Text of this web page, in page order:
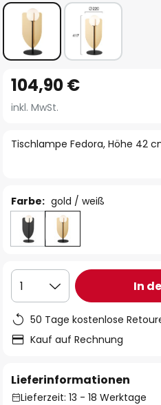
Anfang
der
springen
Tischlampe Fedora, Höhe 42
104,90 €
inkl. MwSt.
Farbe: gold / weiß
1 In
50 Tage kostenlose
Kauf auf Rechnung
Lieferinformationen
Lieferzeit: 13 - 18 Werktage